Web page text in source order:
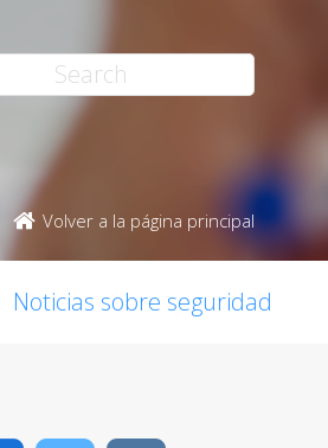
Volver a la página principal
Noticias sobre seguridad